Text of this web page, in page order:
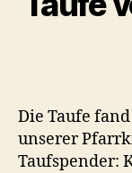
Die Taufe
unserer
Taufspender: